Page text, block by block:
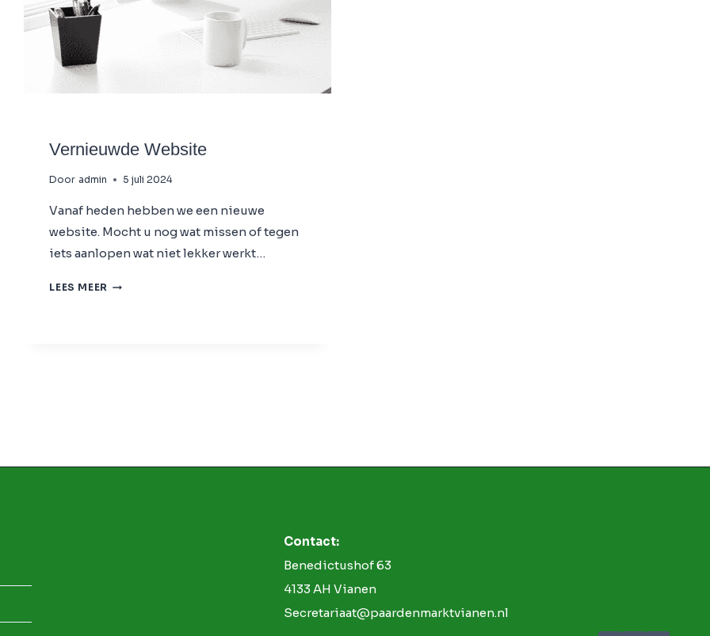
Vernieuwde Website
Door admin 5 juli 2024
Vanaf heden hebben we een nieuwe
website. Mocht u nog wat missen of tegen
iets aanlopen wat niet lekker werkt…
LEES MEER VERNIEUWDE
Contact:
Benedictushof 63
4133 AH Vianen
Secretariaat@paardenmarktvianen.nl